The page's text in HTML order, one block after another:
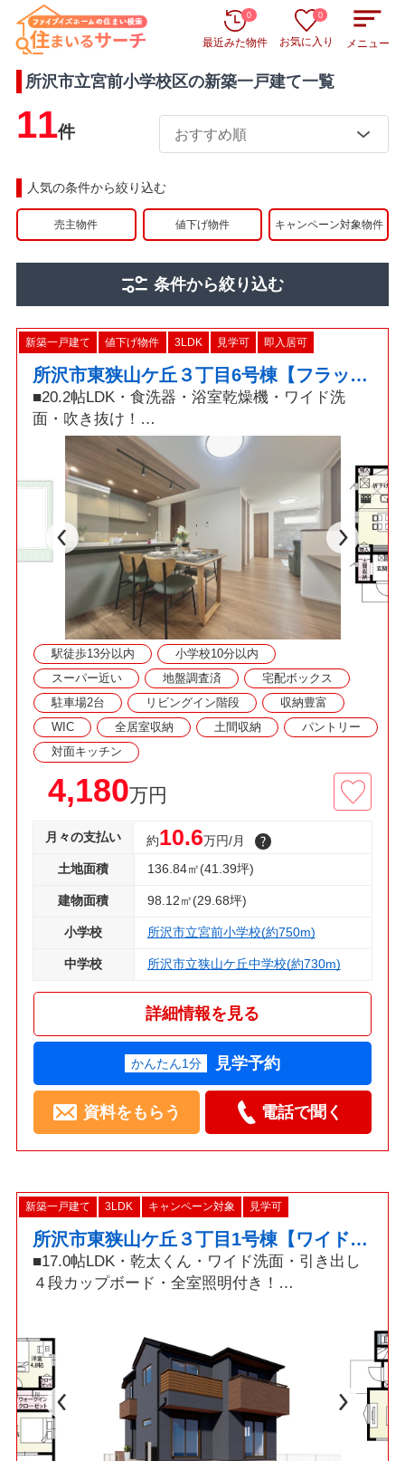
最近みた物件
0
お気に入り
0
メニュー
所沢市立宮前小学校区の新築一戸建て一覧
11件
人気の条件から絞り込む
売主物件 値下げ物件 キャンペーン対象物件
条件から絞り込む
新築一戸建て 値下げ物件 3LDK 見学可 即入居可
所沢市東狭山ケ丘３丁目6号棟【フラットキッチン・カップボード付き】
■20.2帖LDK・食洗器・浴室乾燥機・ワイド洗
面・吹き抜け！
□縦列駐車最大2台可！セカンドカーをお持ちでも
安心です！
■冷暖房の効率を高める複層ガラス、節水型トイ
レ、経済的な都市ガス！
◇資料請求・見学予約などお気軽にご利用くださ
い◇
駅徒歩13分以内
小学校10分以内
スーパー近い
地盤調査済
宅配ボックス
駐車場2台
リビングイン階段
収納豊富
WIC
全居室収納 土間収納
パントリー
対面キッチン
4,180万円
月々の支払い 約10.6万円/月
土地面積 136.84㎡(41.39坪)
建物面積 98.12㎡(29.68坪)
小学校 所沢市立宮前小学校(約750m)
中学校 所沢市立狭山ケ丘中学校(約730m)
詳細情報を見る
かんたん1分 見学予約
資料をもらう 電話で聞く
新築一戸建て 3LDK キャンペーン対象 見学可
所沢市東狭山ケ丘３丁目1号棟【ワイド洗面・カップボード付き】
■17.0帖LDK・乾太くん・ワイド洗面・引き出し
４段カップボード・全室照明付き！
■駐車並列2台可！セカンドカーをお持ちでも安心
です！
◇資料請求・見学予約などお気軽にご利用くださ
い◇